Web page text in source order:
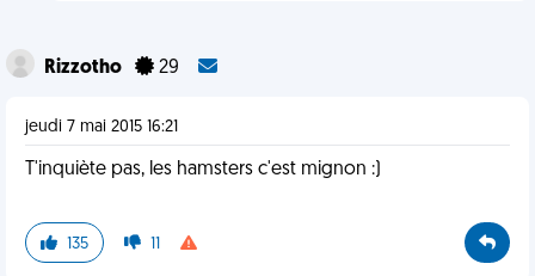
Rizzotho 29
jeudi 7 mai 2015 16:21
T'inquiète pas, les hamsters c'est mignon :)
135 11